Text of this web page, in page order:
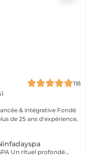
118
de 25 ans d'expérience,
MASSAGE SIGNATURE *NINFADAYSPA Un rituel profondément personnalisé alliant relaxation, rééquilibrage énergétique et lâcher-prise absolu. Chaque soin débute par un rituel de bienvenue évoluant au fil des saisons, accompagné d'un voyage olfactif sensoriel pensé pour harmoniser le corps et l'esprit. Le massage intègre également le versement coréen, réalisé tout au long du soin, pour favoriser une détente profonde et une reconnexion intérieure. Inspiré des philosophies Yin & Yang, de la respiration consciente et de la méditation, ce massage signature associe fluidité, assouplissement et gestuelles enveloppantes afin de rééquilibrer les énergies et procurer un véritable état de sérénité. Une expérience holistique exclusive signée NINFADAYSPA.